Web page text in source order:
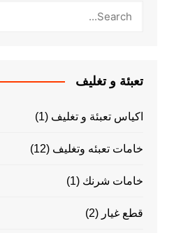
تعبئة و تغليف
اكياس تعبئة و تغليف (1)
خامات تعبئه وتغليف (12)
خامات شرنك (1)
قطع غيار (2)